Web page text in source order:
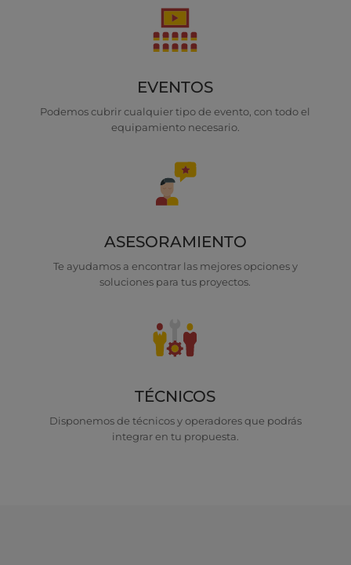
EVENTOS
Podemos cubrir cualquier tipo de evento, con todo el
equipamiento necesario.
ASESORAMIENTO
Te ayudamos a encontrar las mejores opciones y
soluciones para tus proyectos.
TÉCNICOS
Disponemos de técnicos y operadores que podrás
integrar en tu propuesta.